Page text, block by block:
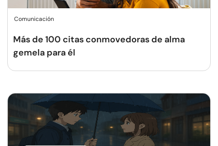
Comunicación
Más de 100 citas conmovedoras de alma
gemela para él